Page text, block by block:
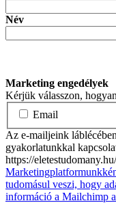
Név
Marketing engedélyek
Kérjük válasszon,
Email
Az e-mailjeink
gyakorlatunkkal
https://
tudomásul veszi, hogy
információ a Mailchimp